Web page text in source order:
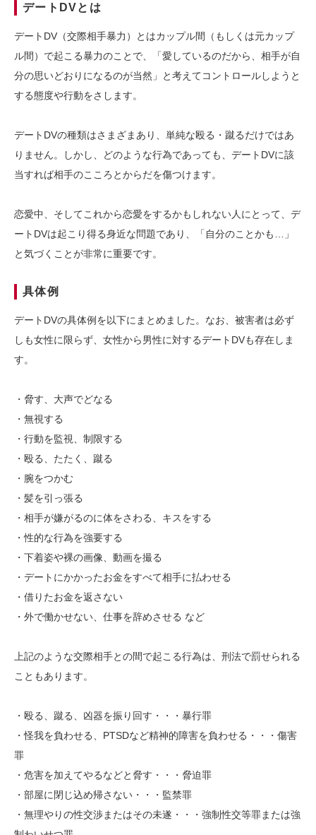
デートDVとは
デートDV（交際相手暴力）とはカップル間（もしくは元カップ
ル間）で起こる暴力のことで、「愛しているのだから、相手が自
分の思いどおりになるのが当然」と考えてコントロールしようと
する態度や行動をさします。
デートDVの種類はさまざまあり、単純な殴る・蹴るだけではあ
りません。しかし、どのような行為であっても、デートDVに該
当すれば相手のこころとからだを傷つけます。
恋愛中、そしてこれから恋愛をするかもしれない人にとって、デ
ートDVは起こり得る身近な問題であり、「自分のことかも…」
と気づくことが非常に重要です。
具体例
デートDVの具体例を以下にまとめました。なお、被害者は必ず
しも女性に限らず、女性から男性に対するデートDVも存在しま
す。
・脅す、大声でどなる
・無視する
・行動を監視、制限する
・殴る、たたく、蹴る
・腕をつかむ
・髪を引っ張る
・相手が嫌がるのに体をさわる、キスをする
・性的な行為を強要する
・下着姿や裸の画像、動画を撮る
・デートにかかったお金をすべて相手に払わせる
・借りたお金を返さない
・外で働かせない、仕事を辞めさせる など
上記のような交際相手との間で起こる行為は、刑法で罰せられる
こともあります。
・殴る、蹴る、凶器を振り回す・・・暴行罪
・怪我を負わせる、PTSDなど精神的障害を負わせる・・・傷害
罪
・危害を加えてやるなどと脅す・・・脅迫罪
・部屋に閉じ込め帰さない・・・監禁罪
・無理やりの性交渉またはその未遂・・・強制性交等罪または強